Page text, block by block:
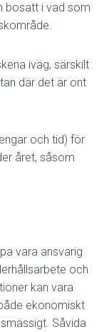
bosatt i vad som
iväg, särskilt
där det är ont
och tid) för
året, såsom
vara ansvarig
och
kan vara
ekonomiskt
Såvida